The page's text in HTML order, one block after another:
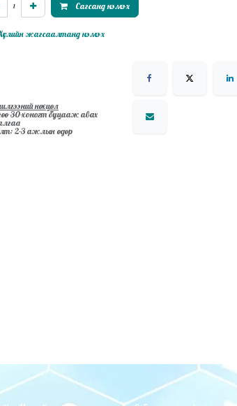
Сагсанд нэмэх
жагсаалтанд нэмэх
нөхцөл
30-хоногт буцааж авах
2-3 ажлын өдөр